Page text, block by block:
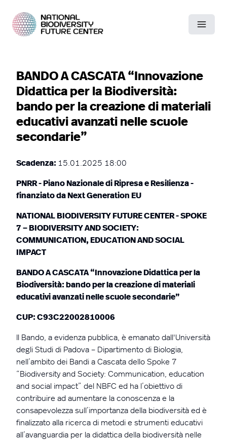
BANDO A CASCATA “Innovazione
Didattica per la Biodiversità:
bando per la creazione di materiali
educativi avanzati nelle scuole
secondarie”
Scadenza: 15.01.2025 18:00
PNRR - Piano Nazionale di Ripresa e Resilienza -
finanziato da Next Generation EU
NATIONAL BIODIVERSITY FUTURE CENTER - SPOKE
7 – BIODIVERSITY AND SOCIETY:
COMMUNICATION, EDUCATION AND SOCIAL
IMPACT
BANDO A CASCATA “Innovazione Didattica per la
Biodiversità: bando per la creazione di materiali
educativi avanzati nelle scuole secondarie”
CUP: C93C22002810006
Il Bando, a evidenza pubblica, è emanato dall'Università
degli Studi di Padova – Dipartimento di Biologia,
nell’ambito dei Bandi a Cascata dello Spoke 7
“Biodiversity and Society: Communication, education
and social impact” del NBFC ed ha l’obiettivo di
contribuire ad aumentare la conoscenza e la
consapevolezza sull’importanza della biodiversità ed è
finalizzato alla ricerca di metodi e strumenti educativi
all’avanguardia per la didattica della biodiversità nelle